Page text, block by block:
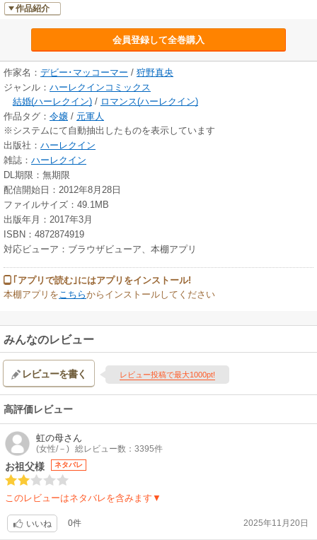
作品紹介
会員登録して全巻購入
作家名： デビー･マッコーマー / 狩野真央
ジャンル： ハーレクインコミックス
結婚(ハーレクイン) / ロマンス(ハーレクイン)
作品タグ： 令嬢 / 元軍人
※システムにて自動抽出したものを表示しています
出版社： ハーレクイン
雑誌： ハーレクイン
DL期限：無期限
配信開始日：2012年8月28日
ファイルサイズ：49.1MB
出版年月：2017年3月
ISBN：4872874919
対応ビューア：ブラウザビューア、本棚アプリ
｢アプリで読む｣にはアプリをインストール!
本棚アプリをこちらからインストールしてください
みんなのレビュー
レビューを書く レビュー投稿で最大1000pt!
高評価レビュー
虹の母さん
(女性/－) 総レビュー数：3395件
お祖父様 ネタバレ
このレビューはネタバレを含みます▼
いいね 0件 2025年11月20日